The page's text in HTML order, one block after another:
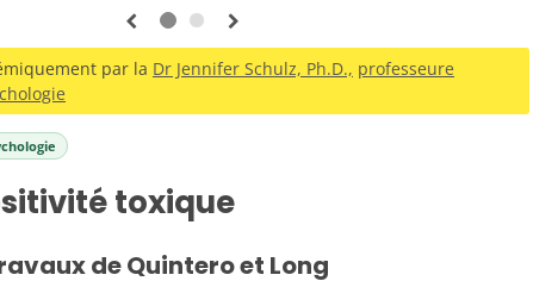
2
par la Dr Jennifer Schulz, Ph.D., professeure
toxique
de Quintero et Long